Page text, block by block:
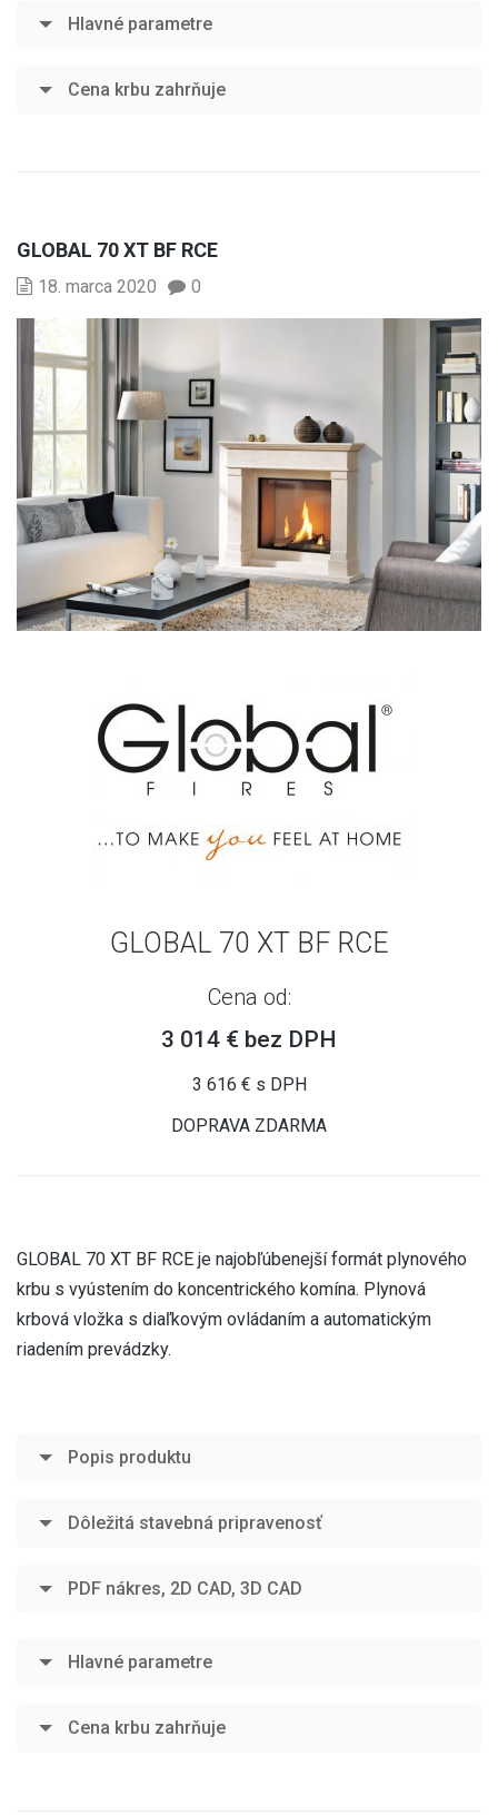
Hlavné parametre
Cena krbu zahrňuje
GLOBAL 70 XT BF RCE
18. marca 2020 0
GLOBAL 70 XT BF RCE
Cena od:
3 014 € bez DPH
3 616 € s DPH
DOPRAVA ZDARMA
GLOBAL 70 XT BF RCE je najobľúbenejší formát plynového
krbu s vyústením do koncentrického komína. Plynová
krbová vložka s diaľkovým ovládaním a automatickým
riadením prevádzky.
Popis produktu
Dôležitá stavebná pripravenosť
PDF nákres, 2D CAD, 3D CAD
Hlavné parametre
Cena krbu zahrňuje